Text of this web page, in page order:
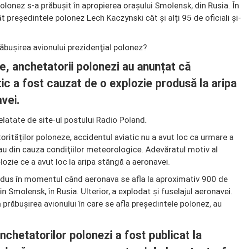
s-a prăbușit în apropierea orașului Smolensk, din Rusia. În
președintele polonez Lech Kaczynski cât și alți 95 de oficiali și-
avionului prezidenţial polonez?
anchetatorii polonezi au anunțat că
a fost cauzat de o explozie produsă la aripa
de site-ul postului Radio Poland.
poloneze, accidentul aviatic nu a avut loc ca urmare a
din cauza condiţiilor meteorologice. Adevăratul motiv al
ce a avut loc la aripa stângă a aeronavei.
în momentul când aeronava se afla la aproximativ 900 de
Smolensk, în Rusia. Ulterior, a explodat şi fuselajul aeronavei.
avionului în care se afla preşedintele polonez, au
polonezi a fost publicat la